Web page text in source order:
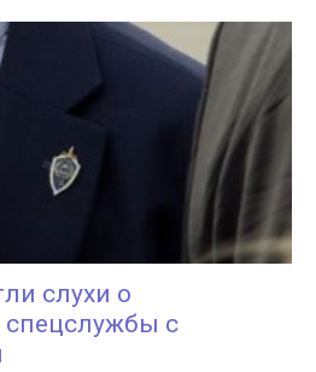
слухи о
спецслужбы с